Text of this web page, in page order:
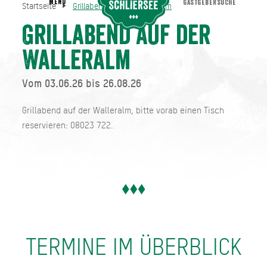
Startseite Grillabend auf der Walleralm
Grillabend auf der
Walleralm
Vom 03.06.26 bis 26.08.26
Grillabend auf der Walleralm, bitte vorab einen Tisch
reservieren: 08023 722.
TERMINE IM ÜBERBLICK
Startseite Grillabend auf der Walleralm
MENU GASTGEBERSUCHE